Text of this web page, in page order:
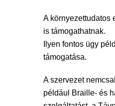
A környezettudatos
is támogathatnak.
Ilyen fontos ügy
támogatása.
A szervezet
például Braille- és